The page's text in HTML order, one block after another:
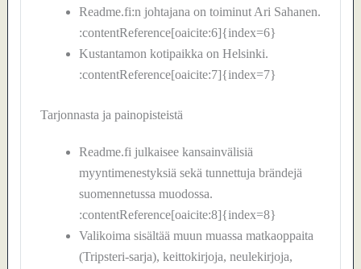
Readme.fi:n johtajana on toiminut Ari Sahanen.
:contentReference[oaicite:6]{index=6}
Kustantamon kotipaikka on Helsinki.
:contentReference[oaicite:7]{index=7}
Tarjonnasta ja painopisteistä
Readme.fi julkaisee kansainvälisiä
myyntimenestyksiä sekä tunnettuja brändejä
suomennetussa muodossa.
:contentReference[oaicite:8]{index=8}
Valikoima sisältää muun muassa matkaoppaita
(Tripsteri-sarja), keittokirjoja, neulekirjoja,